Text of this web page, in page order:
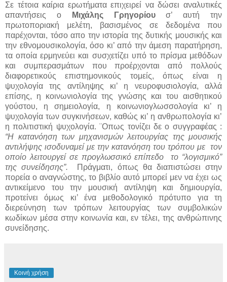
Σε τέτοια καίρια ερωτήματα επιχειρεί να δώσει αναλυτικές
απαντήσεις ο
Μιχάλης Γρηγορίουσ’ αυτή την
πρωτοποριακή μελέτη, βασισμένος σε δεδομένα που
παρέχονται, τόσο απο την ιστορία της δυτικής μουσικής και
την εθνομουσικολογία, όσο κι’ από την άμεση παρατήρηση,
τα οποία ερμηνεύει και συσχετίζει υπό το πρίσμα μεθόδων
και συμπερασμάτων που προέρχονται από πολλούς
διαφορετικούς επιστημονικούς τομείς, όπως είναι η
ψυχολογία της αντίληψης κι’ η νευροφυσιολογία, αλλά
επίσης, η κοινωνιολογία της γνώσης και του αισθητικού
γούστου, η σημειολογία, η κοινωνιογλωσσολογία κι’ η
ψυχολογία των συγκινήσεων, καθώς κι’ η ανθρωπολογία κι’
η πολιτιστική ψυχολογία. ¨Οπως τονίζει δε ο συγγραφέας :
“Η κατανόηση των μηχανισμών λειτουργίας της μουσικής
αντιλήψης ισοδυναμεί με την κατανόηση του τρόπου με τον
οποίο λειτουργεί σε προγλωσσικό επίπεδο
το “λογισμικό”
της συνείδησης”.
Πράγματι, όπως θα διαπιστώσει στην
πορεία ο αναγνώστης, το βιβλίο αυτό μπορεί μεν να έχει ως
αντικείμενο του την μουσική αντίληψη και δημιουργία,
προτείνει όμως κι’ ένα μεθοδολογικό πρότυπο για τη
διερεύνηση των τρόπων λειτουργίας των συμβολικών
κωδίκων μέσα στην κοινωνία και, εν τέλει, της ανθρώπινης
συνείδησης.
Κοινή χρήση